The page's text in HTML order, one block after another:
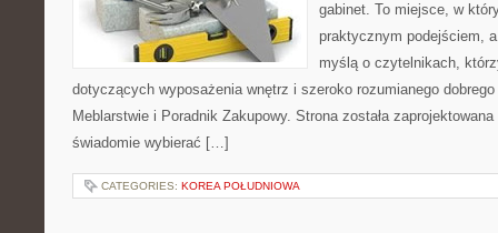
gabinet. To miejsce, w
praktycznym podejściem,
myślą o czytelnikach,
dotyczących wyposażenia wnętrz i szeroko rozumianego
Meblarstwie i Poradnik Zakupowy. Strona została
świadomie wybierać […]
CATEGORIES: KOREA POŁUDNIOWA